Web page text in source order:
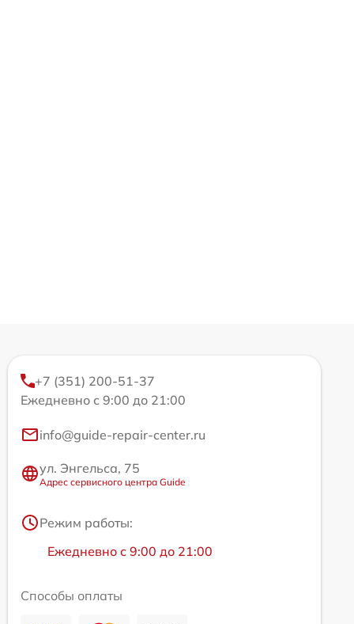
+7 (351) 200-51-37
Ежедневно с 9:00 до 21:00
info@guide-repair-center.ru
ул. Энгельса, 75
Адрес сервисного центра Guide
Режим работы:
Ежедневно с 9:00 до 21:00
Способы оплаты